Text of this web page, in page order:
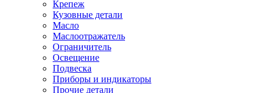
Крепеж
Кузовные детали
Масло
Маслоотражатель
Ограничитель
Освещение
Подвеска
Приборы и индикаторы
Прочие детали